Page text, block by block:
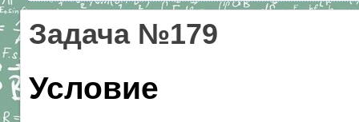
Задача №179
Условие